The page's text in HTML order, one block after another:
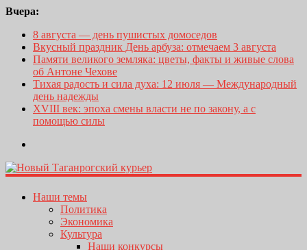
Вчера:
8 августа — день пушистых домоседов
Вкусный праздник День арбуза: отмечаем 3 августа
Памяти великого земляка: цветы, факты и живые слова
об Антоне Чехове
Тихая радость и сила духа: 12 июля — Международный
день надежды
XVIII век: эпоха смены власти не по закону, а с
помощью силы
Наши темы
Политика
Экономика
Культура
Наши конкурсы